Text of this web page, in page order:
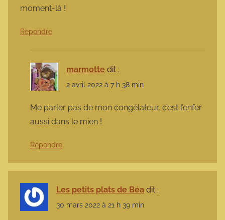
moment-là !
Répondre
marmotte dit :
2 avril 2022 à 7 h 38 min
Me parler pas de mon congélateur, c’est l’enfer
aussi dans le mien !
Répondre
Les petits plats de Béa dit :
30 mars 2022 à 21 h 39 min